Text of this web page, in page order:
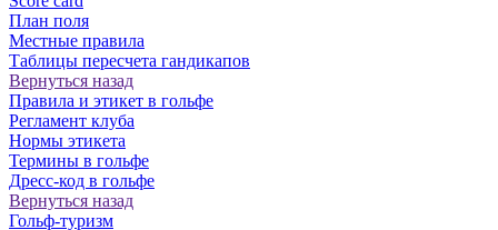
План поля
Местные правила
Таблицы пересчета гандикапов
Вернуться назад
Правила и этикет в гольфе
Регламент клуба
Нормы этикета
Термины в гольфе
Дресс-код в гольфе
Вернуться назад
Гольф-туризм